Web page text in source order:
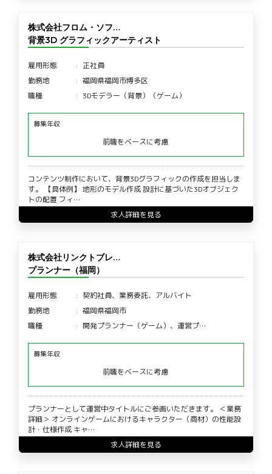
株式会社フロム・ソフ…
背景3D グラフィックアーティスト
雇用形態
正社員
勤務地
福岡県福岡市博多区
職種
3Dモデラー（背景）（ゲーム）
募集年収
前職をベースに考慮
コンテンツ制作において、背景3Dグラフィックの作成を担当しま
す。 【具体例】 地形のモデル作成 設計に基づいた3Dオブジェク
トの配置 フィ…
求人詳細を見る
株式会社リンクトブレ…
プランナー（福岡）
雇用形態
契約社員、業務委託、アルバイト
勤務地
福岡県福岡市
職種
開発プランナー（ゲーム）、運営プ…
募集年収
前職をベースに考慮
プランナーとして運営中タイトルにご参画いただきます。 ＜業務
詳細＞ オンラインゲームにおけるキャラクター（商材）の性能設
計・仕様作成 キャ…
求人詳細を見る